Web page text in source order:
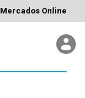
Mercados Online